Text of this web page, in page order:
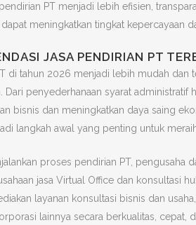
PT menjadi lebih efisien,
meningkatkan tingkat kepercayaan
JASA PENDIRIAN PT
di tahun 2026 menjadi lebih mudah
Dari penyederhanaan syarat
bisnis dan meningkatkan daya saing
langkah awal yang penting untuk
proses pendirian PT, pengusaha
jasa Virtual Office dan konsultasi
layanan konsultasi bisnis dan
lainnya secara berkualitas, cepat,